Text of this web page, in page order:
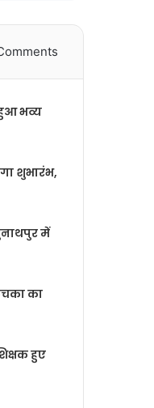
भव्य
शुभारंभ,
में
का
हुए